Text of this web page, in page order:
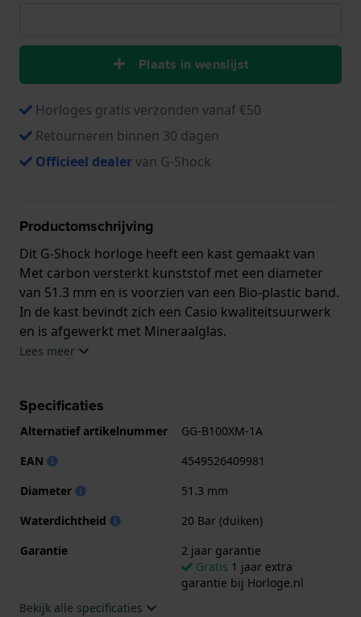
Plaats in wenslijst
Horloges gratis verzonden vanaf €50
Retourneren binnen 30 dagen
Officieel dealervan G-Shock
Productomschrijving
Dit G-Shock horloge heeft een kast gemaakt van
Met carbon versterkt kunststof met een diameter
van 51.3 mm en is voorzien van een Bio-plastic band.
In de kast bevindt zich een Casio kwaliteitsuurwerk
en is afgewerkt met Mineraalglas.
horloge geleverd met 2 jaar garantie.
Lees meer
Specificaties
Alternatief artikelnummer
GG-B100XM-1A
EAN
4549526409981
Diameter
51.3 mm
Waterdichtheid
20 Bar (duiken)
Garantie
2 jaar garantie
Gratis 1 jaar extra
garantie bij Horloge.nl
Bekijk alle specificaties